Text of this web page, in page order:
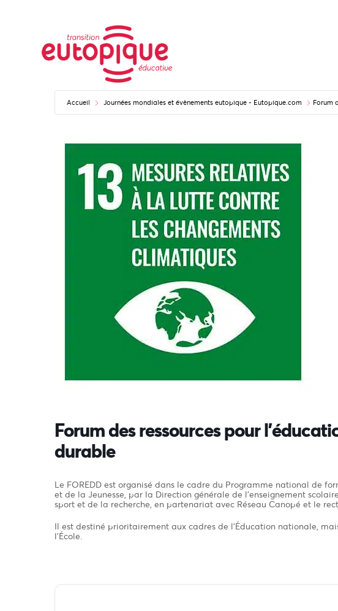
Accueil Journées mondiales et évènements eutopique - Eutopique.com Forum
Forum des ressources pour
durable
Le FOREDD est organisé dans le cadre du Programme national de
et de la Jeunesse, par la Direction générale de l’enseignement
sport et de la recherche, en partenariat avec Réseau Canopé et le
Il est destiné prioritairement aux cadres de l’Éducation nationale,
l’École.